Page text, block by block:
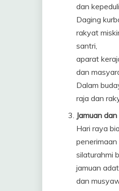
dan
Daging
rakyat
santri,
aparat
dan
Dalam
raja dan
Jamuan
Hari raya
penerimaan
silaturahmi
jamuan
dan